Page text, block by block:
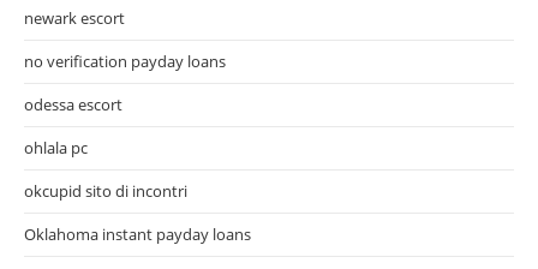
newark escort
no verification payday loans
odessa escort
ohlala pc
okcupid sito di incontri
Oklahoma instant payday loans